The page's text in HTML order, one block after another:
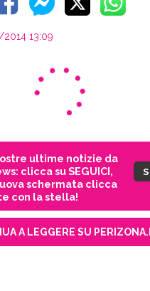
13:09
ultime notizie da
clicca su SEGUICI,
schermata clicca
con la stella!
A LEGGERE SU